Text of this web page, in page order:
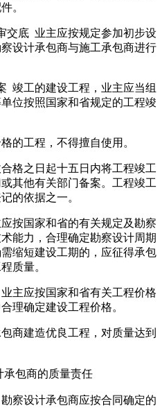
。
交底 业主应按规定参加初步设
设计承包商与施工承包商进行
竣工的建设工程，业主应当组
位按照国家和省规定的工程竣
的工程，不得擅自使用。
格之日起十五日内将工程竣工
其他有关部门备案。工程竣工
的依据之一。
按国家和省的有关规定及勘察
能力，合理确定勘察设计周期
缩短建设工期的，应征得承包
质量。
主应按国家和省有关工程价格
理确定建设工程价格。
商建造优良工程，对质量达到
包商的质量责任
察设计承包商应按合同确定的